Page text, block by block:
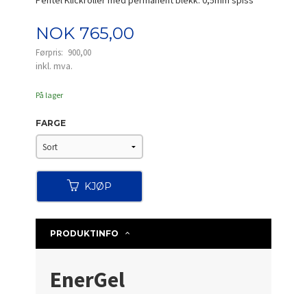
Tilbud
NOK 765,00
Førpris: 900,00
Rabatt
inkl. mva.
På lager
FARGE
KJØP
PRODUKTINFO
EnerGel